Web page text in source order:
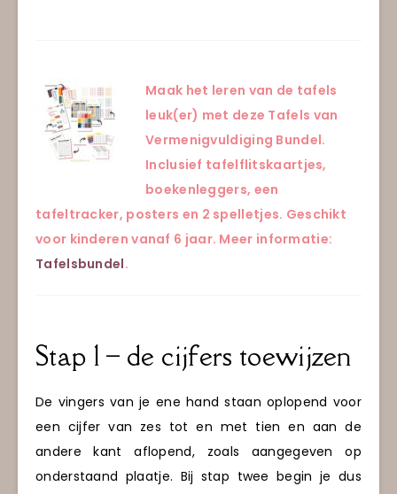
Maak het leren van de tafels
leuk(er) met deze Tafels van
Vermenigvuldiging Bundel.
Inclusief tafelflitskaartjes,
boekenleggers, een
tafeltracker, posters en 2 spelletjes. Geschikt
voor kinderen vanaf 6 jaar. Meer informatie:
Tafelsbundel.
Stap 1 – de cijfers toewijzen
De vingers van je ene hand staan oplopend voor
een cijfer van zes tot en met tien en aan de
andere kant aflopend, zoals aangegeven op
onderstaand plaatje. Bij stap twee begin je dus